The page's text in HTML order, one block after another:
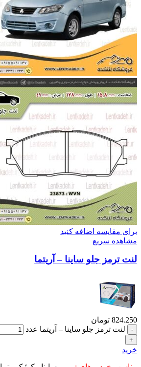
برای مقایسه اضافه کنید
مشاهده سریع
لنت ترمز جلو ساینا – آریتما
824.250 تومان
لنت ترمز جلو ساینا – آریتما عدد
خرید